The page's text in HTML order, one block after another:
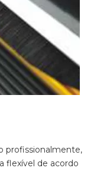
profissionalmente,
flexível de acordo